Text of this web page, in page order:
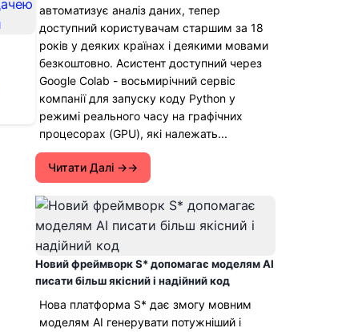
автоматизує аналіз даних, тепер
доступний користувачам старшим за 18
років у деяких країнах і деякими мовами
безкоштовно. Асистент доступний через
Google Colab - восьмирічний сервіс
компанії для запуску коду Python у
режимі реального часу на графічних
процесорах (GPU), які належать...
Читати Далі →
Новий фреймворк S* допомагає моделям AI
писати більш якісний і надійний код
Нова платформа S* дає змогу мовним
моделям AI генерувати потужніший і